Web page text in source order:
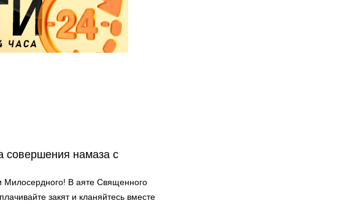
совершения намаза с
В аяте Священного
закят и кланяйтесь вместе